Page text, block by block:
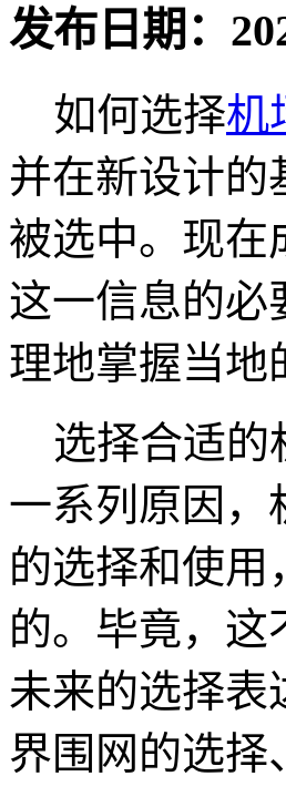
发布日期：
如何选择机
并在新设计的
被选中。现在
这一信息的必
理地掌握当地
选择合适的
一系列原因，
的选择和使用
的。毕竟，这
未来的选择表
界围网的选择